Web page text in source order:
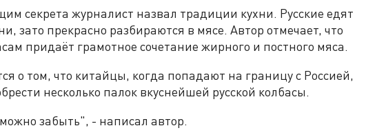
секрета журналист назвал традиции кухни. Русские едят
зато прекрасно разбираются в мясе. Автор отмечает, что
придаёт грамотное сочетание жирного и постного мяса.
о том, что китайцы, когда попадают на границу с Россией,
несколько палок вкуснейшей русской колбасы.
забыть", - написал автор.